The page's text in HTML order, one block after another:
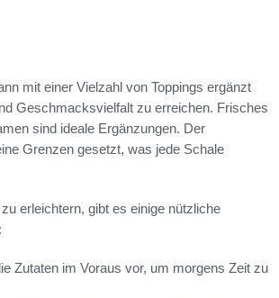
mit einer Vielzahl von Toppings ergänzt
Geschmacksvielfalt zu erreichen. Frisches
sind ideale Ergänzungen. Der
Grenzen gesetzt, was jede Schale
erleichtern, gibt es einige nützliche
:
Zutaten im Voraus vor, um morgens Zeit zu